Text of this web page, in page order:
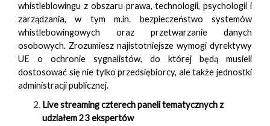
whistleblowingu z obszaru prawa, technologii, psychologii i
zarządzania, w tym m.in. bezpieczeństwo systemów
whistlebowingowych oraz przetwarzanie danych
osobowych. Zrozumiesz najistotniejsze wymogi dyrektywy
UE o ochronie sygnalistów, do której będą musieli
dostosować się nie tylko przedsiębiorcy, ale także jednostki
administracji publicznej.
Live streaming czterech paneli tematycznych z
udziałem 23 ekspertów